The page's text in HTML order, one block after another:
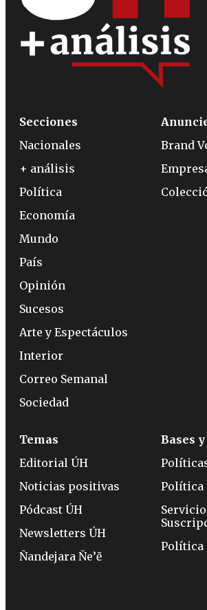
Secciones
Nacionales
+ análisis
Política
Economía
Mundo
País
Opinión
Sucesos
Arte y Espectáculos
Interior
Correo Semanal
Sociedad
Brand
Temas
Editorial ÚH
Noticias positivas
Pódcast ÚH
Newsletters ÚH
Ñandejara Ñe’ẽ
Bases
Política
Política